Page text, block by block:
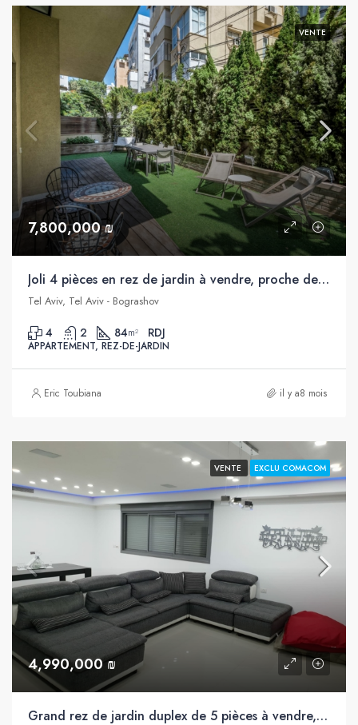
VENTE
7,800,000 ₪
Joli 4 pièces en rez de jardin à vendre, proche de la mer, Bograshov, Tel Aviv
Tel Aviv, Tel Aviv - Bograshov
4 2 84m² RDJ
APPARTEMENT, REZ-DE-JARDIN
Eric Toubiana il y a8 mois
VENTE EXCLU COMACOM
4,990,000 ₪
Grand rez de jardin duplex de 5 pièces à vendre, Maar, Ashdod